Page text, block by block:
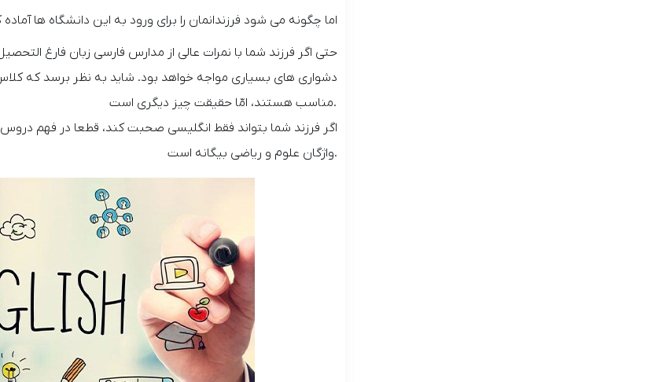
اما چگونه می شود فرزندانمان را برای ورود به این دانشگاه ها
حتی اگر فرزند شما با نمرات عالی از مدارس فارسی زبان فارغ
دشواری های بسیاری مواجه خواهد بود. شاید به نظر برسد که
مناسب هستند، امّا حقیقت چیز دیگری است.
اگر فرزند شما بتواند فقط انگلیسی صحبت کند، قطعا در فهم
واژگان علوم و ریاضی بیگانه است.